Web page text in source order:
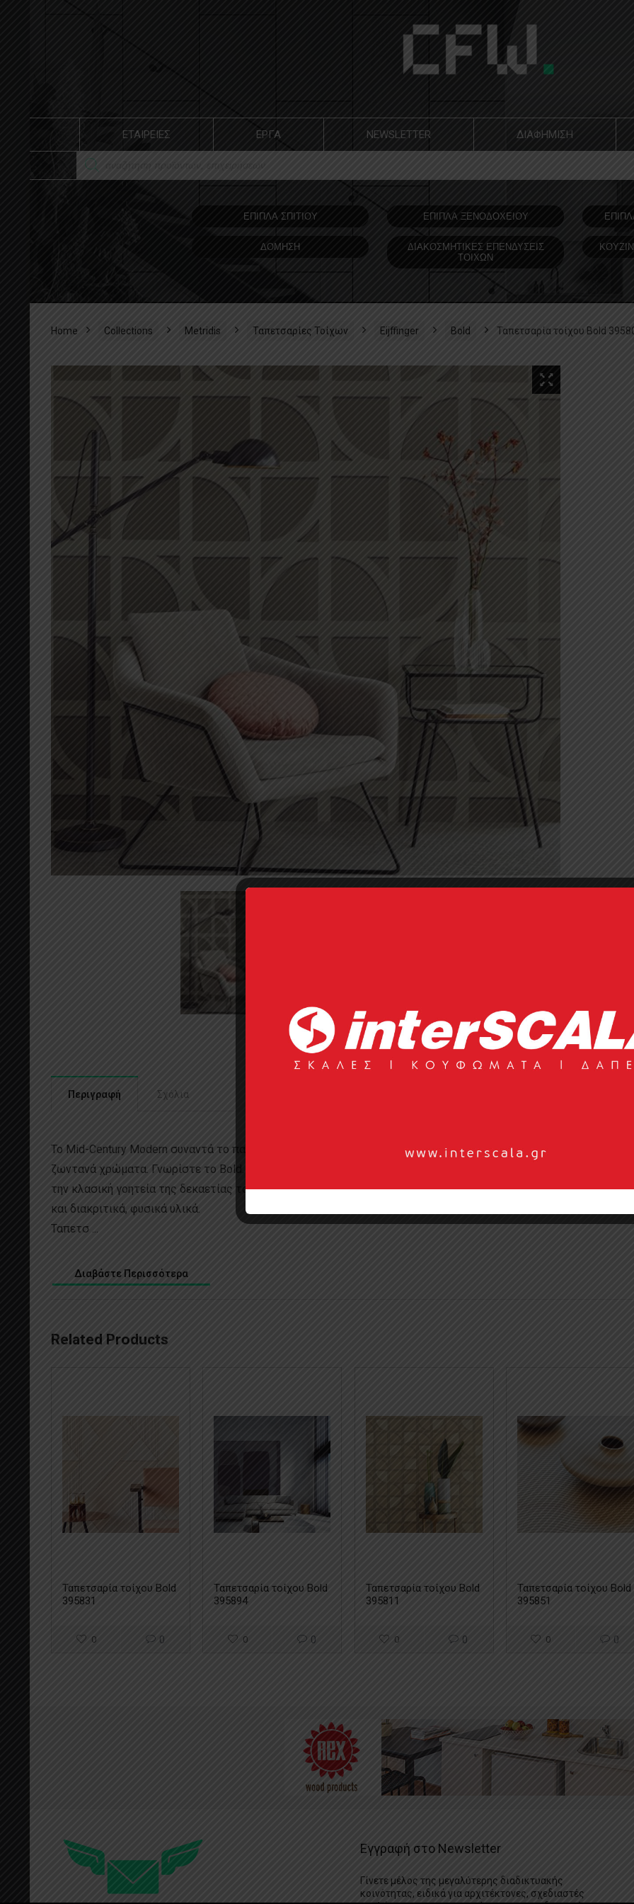
ΕΤΑΙΡΕΙΕΣ ΕΡΓΑ NEWSLETTER ΔΙΑΦΗΜΙΣΗ
ΕΠΙΠΛΑ ΣΠΙΤΙΟΥ ΕΠΙΠΛΑ ΞΕΝΟΔOΧΕΙΟΥ
ΔΟΜΗΣΗ
ΔΙΑΚΟΣΜΗΤΙΚΕΣ ΕΠΕΝΔΥΣΕΙΣ
ΤΟΙΧΩΝ
Home Collections Metridis Ταπετσαρίες Τοίχων Eijffinger Bold Ταπετσαρία τοίχου Bold
Περιγραφή Σχόλια
Το Mid-Century Modern συναντά το παρόν σε μοντέρνα και διαρκή σχέδια. Καθαρές γραμμές, ενεργητικά μοτίβα,
ζωντανά χρώματα. Γνωρίστε το Bold. Καλώς ήρθατε στην εποχή των Mad Men και της Ellsworth Kelly.
την κλασική γοητεία της δεκαετίας του 1950 – βελτιωμένη λειτουργικότητα, απλά σχήματα, οργανικές επιρροές
και διακριτικά, φυσικά υλικά.
Ταπετσ ...
Διαβάστε Περισσότερα
Related Products
Ταπετσαρία τοίχου Bold
395831
0 0
Ταπετσαρία τοίχου Bold
395894
0 0
Ταπετσαρία τοίχου Bold
395811
0 0
Ταπετσαρία τοίχου Bold
395851
0 0
Εγγραφή στο Newsletter
Γίνετε μέλος της μεγαλύτερης διαδικτυακής
κοινότητας, ειδικά για αρχιτέκτονες, σχεδιαστές